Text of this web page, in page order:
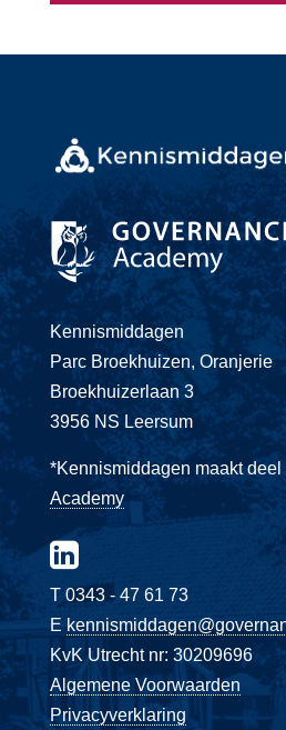
Kennismiddagen
Parc Broekhuizen, Oranjerie
Broekhuizerlaan 3
3956 NS Leersum
*Kennismiddagen maakt deel
Academy
T 0343 - 47 61 73
E
KvK Utrecht nr: 30209696
Algemene Voorwaarden
Privacyverklaring